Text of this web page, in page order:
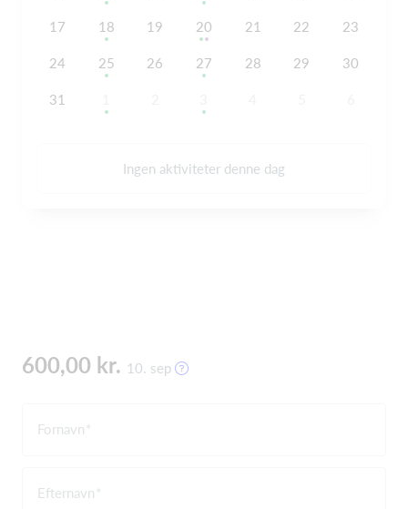
17 18 19 20 21 22 23
24 25 26 27 28 29 30
31
Ingen aktiviteter denne dag
600,00 kr. 10. sep
Fornavn
Efternavn